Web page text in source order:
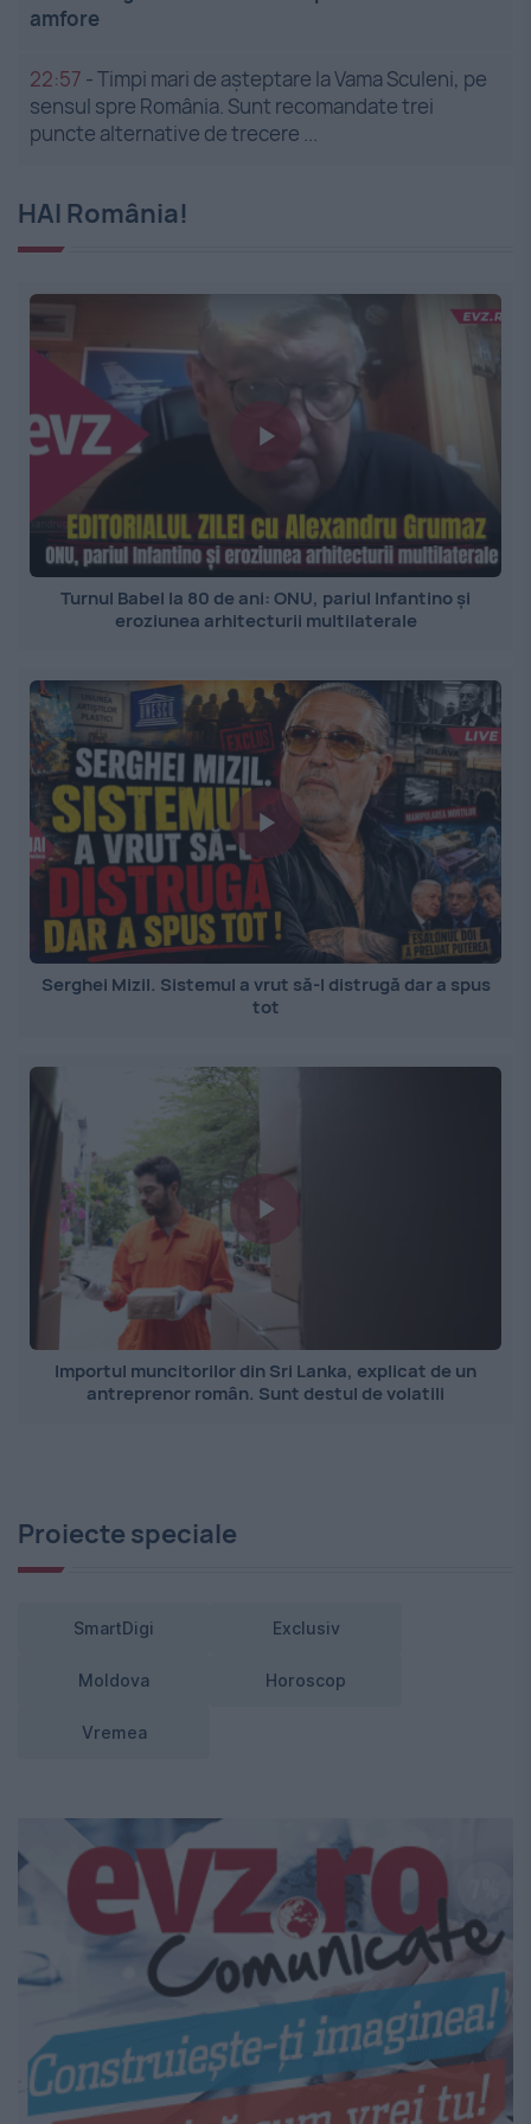
amfore
22:57 -Timpi mari de așteptare la Vama Sculeni, pe
sensul spre România. Sunt recomandate trei
puncte alternative de trecere ...
HAI România!
Turnul Babel la 80 de ani: ONU, pariul Infantino și
eroziunea arhitecturii multilaterale
Serghei Mizil. Sistemul a vrut să-l distrugă dar a spus
tot
Importul muncitorilor din Sri Lanka, explicat de un
antreprenor român. Sunt destul de volatili
Proiecte speciale
SmartDigi Exclusiv
Moldova Horoscop
Vremea